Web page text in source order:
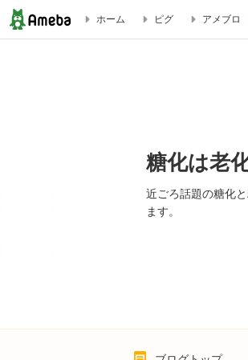
ホーム ピグ アメブロ
糖化は老
近ごろ話題の糖化
ます。